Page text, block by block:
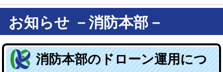
お知らせ －消防本部－
消防本部のドローン運用につ